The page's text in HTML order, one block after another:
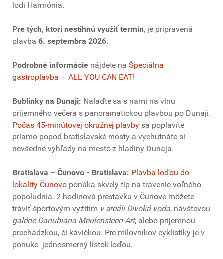
lodi Harmónia.
Pre tých, ktorí nestihnú využiť termín, je pripravená
plavba 6. septembra 2026.
Podrobné informácie nájdete na Špeciálna
gastroplavba – ALL YOU CAN EAT!
Bublinky na Dunaji: Nalaďte sa s nami na vlnu
príjemného večera s panoramatickou plavbou po Dunaji.
Počas 45-minútovej okružnej plavby sa poplavíte
priamo popod bratislavské mosty a vychutnáte si
nevšedné výhľady na mesto z hladiny Dunaja.
Bratislava – Čunovo - Bratislava: Plavba loďou do
lokality Čunovo ponúka skvelý tip na trávenie voľného
popoludnia. 2 hodinovú prestávku v Čunove môžete
tráviť športovým vyžitím v areáli Divoká voda, návštevou
galérie Danubiana Meulensteen Art, alebo príjemnou
prechádzkou, či kávičkou. Pre milovníkov cyklistiky je v
ponuke jednosmerný lístok loďou.